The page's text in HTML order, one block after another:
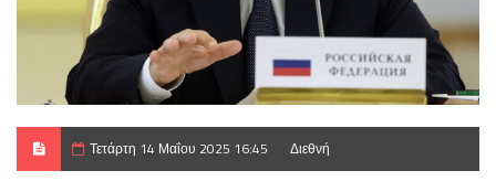
Τετάρτη 14 Μαΐου 2025 16:45 Διεθνή